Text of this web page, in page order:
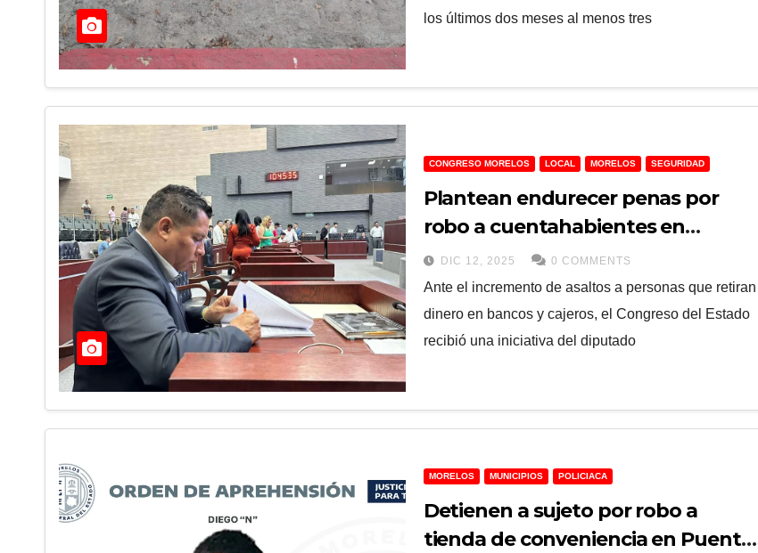
los últimos dos meses al menos tres
CONGRESO MORELOS LOCAL MORELOS SEGURIDAD
Plantean endurecer penas por
robo a cuentahabientes en
Morelos
DIC 12, 2025 0 COMMENTS
Ante el incremento de asaltos a personas que retiran
dinero en bancos y cajeros, el Congreso del Estado
recibió una iniciativa del diputado
MORELOS MUNICIPIOS POLICIACA
Detienen a sujeto por robo a
tienda de conveniencia en Puente